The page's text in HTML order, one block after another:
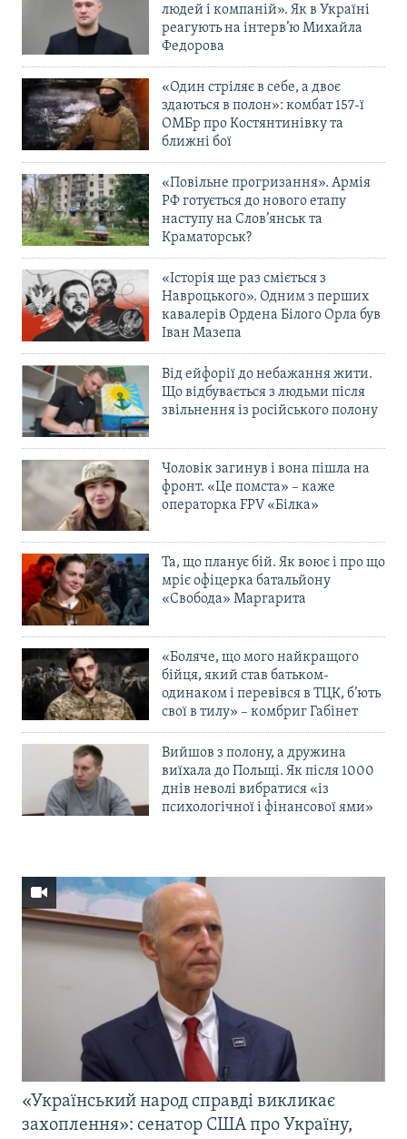
людей і компаній». Як в Україні
реагують на інтерв’ю Михайла
Федорова
«Один стріляє в себе, а двоє
здаються в полон»: комбат 157-ї
ОМБр про Костянтинівку та
ближні бої
«Повільне прогризання». Армія
РФ готується до нового етапу
наступу на Слов’янськ та
Краматорськ?
«Історія ще раз сміється з
Навроцького». Одним з перших
кавалерів Ордена Білого Орла був
Іван Мазепа
Від ейфорії до небажання жити.
Що відбувається з людьми після
звільнення із російського полону
Чоловік загинув і вона пішла на
фронт. «Це помста» – каже
операторка FPV «Білка»
Та, що планує бій. Як воює і про що
мріє офіцерка батальйону
«Свобода» Маргарита
«Боляче, що мого найкращого
бійця, який став батьком-
одинаком і перевівся в ТЦК, б’ють
свої в тилу» – комбриг Габінет
Вийшов з полону, а дружина
виїхала до Польщі. Як після 1000
днів неволі вибратися «із
психологічної і фінансової ями»
«Український народ справді викликає
захоплення»: сенатор США про Україну,